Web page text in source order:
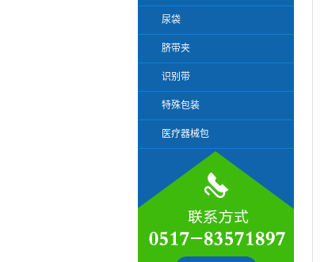
尿袋
脐带夹
识别带
特殊包装
医疗器械包